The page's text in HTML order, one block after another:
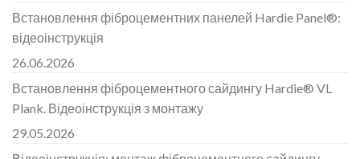
Встановлення фіброцементних панелей Hardie Panel®:
відеоінструкція
26.06.2026
Встановлення фіброцементного сайдингу Hardie® VL
Plank. Відеоінструкція з монтажу
29.05.2026